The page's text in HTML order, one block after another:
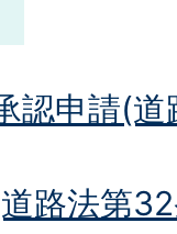
認申請(
路法第